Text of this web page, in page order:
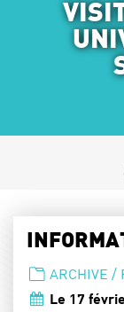
TYPEARCHIVE /
Dates :
Le 17